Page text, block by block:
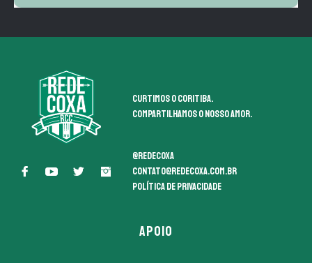
Curtimos o coritiba.
Compartilhamos o nosso amor.
@redecoxa
contato@redecoxa.com.br
Política de Privacidade
APOIO